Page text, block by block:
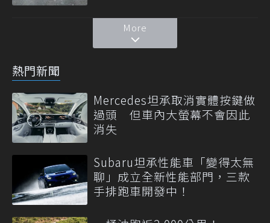
More
熱門新聞
Mercedes坦承取消實體按鍵做
過頭 但車內大螢幕不會因此
消失
Subaru坦承性能車「變得太無
聊」成立全新性能部門，三款
手排跑車開發中！